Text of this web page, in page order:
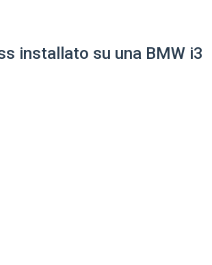
installato su una BMW i3